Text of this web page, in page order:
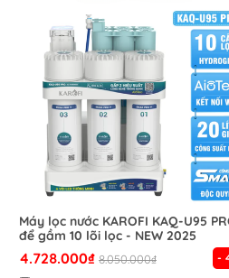
Máy lọc nước KAROFI KAQ-U95
để gầm 10 lõi lọc - NEW 2025
4.728.000₫ 8.050.000₫ -